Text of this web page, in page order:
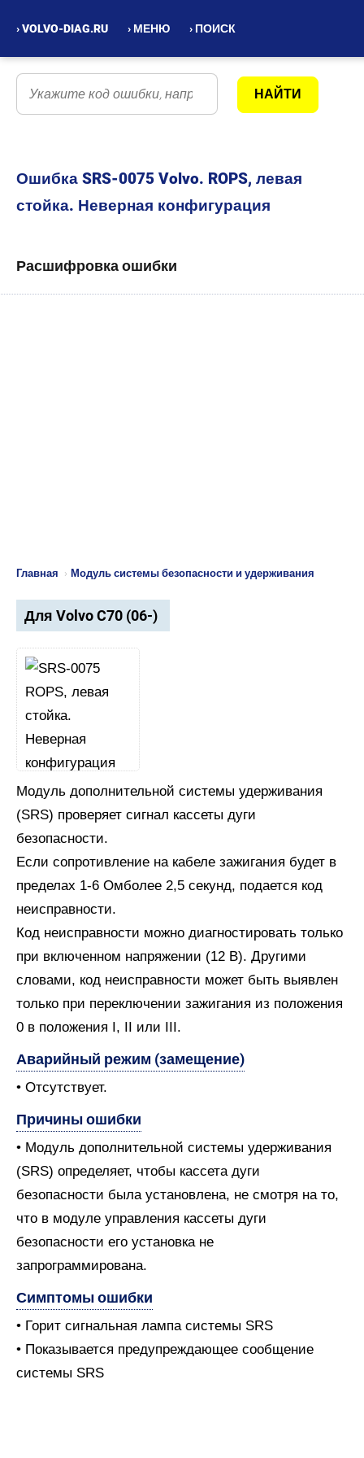
› VOLVO-DIAG.RU › МЕНЮ › ПОИСК
Ошибка SRS-0075 Volvo. ROPS, левая
стойка. Неверная конфигурация
Расшифровка ошибки
Главная › Модуль системы безопасности и удерживания
Для Volvo C70 (06-)
Модуль дополнительной системы удерживания
(SRS) проверяет сигнал кассеты дуги
безопасности.
Если сопротивление на кабеле зажигания будет в
пределах 1-6 Омболее 2,5 секунд, подается код
неисправности.
Код неисправности можно диагностировать только
при включенном напряжении (12 В). Другими
словами, код неисправности может быть выявлен
только при переключении зажигания из положения
0 в положения I, II или III.
Аварийный режим (замещение)
• Отсутствует.
Причины ошибки
• Модуль дополнительной системы удерживания
(SRS) определяет, чтобы кассета дуги
безопасности была установлена, не смотря на то,
что в модуле управления кассеты дуги
безопасности его установка не
запрограммирована.
Симптомы ошибки
• Горит сигнальная лампа системы SRS
• Показывается предупреждающее сообщение
системы SRS